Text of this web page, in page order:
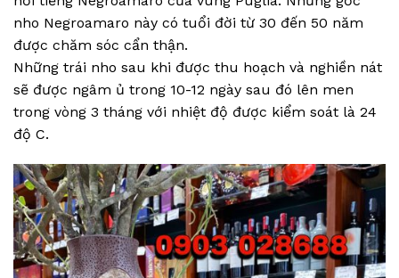
nho Negroamaro này có tuổi đời từ 30 đến 50 năm
được chăm sóc cẩn thận.
Những trái nho sau khi được thu hoạch và nghiền nát
sẽ được ngâm ủ trong 10-12 ngày sau đó lên men
trong vòng 3 tháng với nhiệt độ được kiểm soát là 24
độ C.